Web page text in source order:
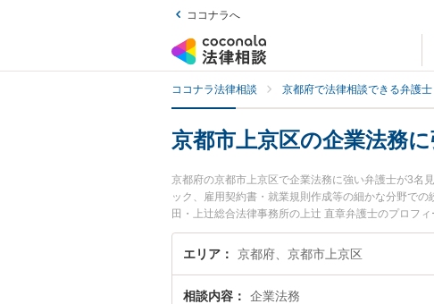
ココナラへ
ココナラ法律相談 京都府で法律相談できる弁護士
京都市上京区の企業法務
京都府の京都市上京区で企業法務に強い弁護士が3名
ック、雇用契約書・就業規則作成等の細かな分野で
田・上辻総合法律事務所の上辻 直章弁護士のプロフ
ぐに弁護士に相談したい』『企業法務のトラブル解
たい』などでお困りの相談者さんにおすすめです。
エリア 京都府、京都市上京区
相談内容 企業法務